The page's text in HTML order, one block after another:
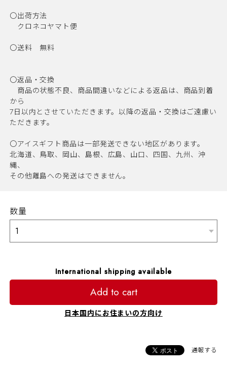
〇出荷方法
クロネコヤマト便
〇送料 無料
〇返品・交換
商品の状態不良、商品間違いなどによる返品は、商品到着
から
7日以内とさせていただきます。以降の返品・交換はご遠慮い
ただきます。
〇アイスギフト商品は一部発送できない地区があります。
北海道、鳥取、岡山、島根、広島、山口、四国、九州、沖
縄、
その他離島への発送はできません。
数量
International shipping available
Add to cart
日本国内にお住まいの方向け
通報する